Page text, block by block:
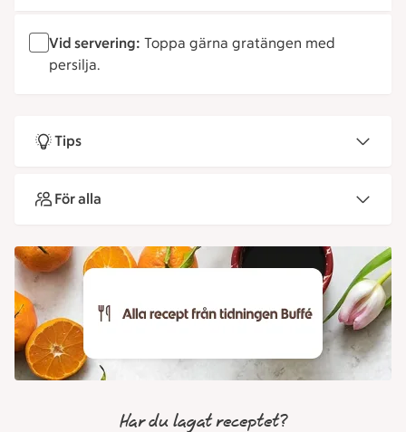
Vid servering: Toppa gärna gratängen med
persilja.
Tips
För alla
Har du lagat receptet?